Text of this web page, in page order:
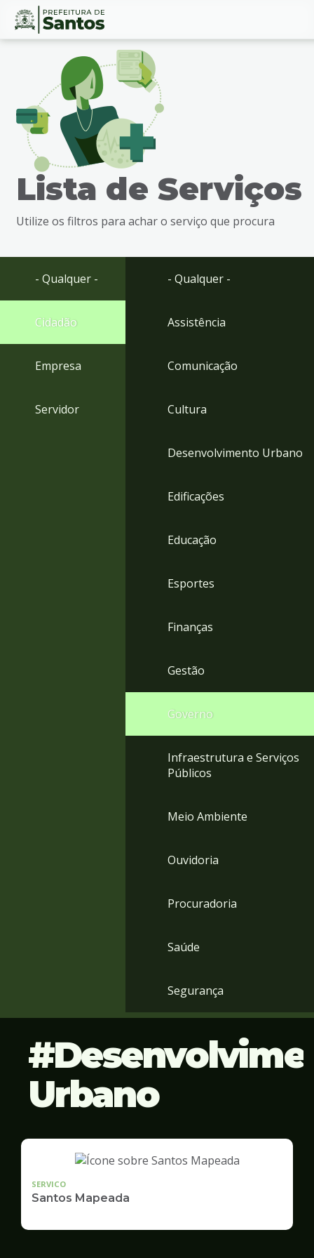
Ir
busca
Ir
rodapé
Conteúdo
Lista de Serviços
Utilize os filtros para achar o serviço que procura
- Qualquer -
Cidadão
Empresa
Servidor
- Qualquer -
Assistência
Comunicação
Cultura
Desenvolvimento Urbano
Edificações
Educação
Esportes
Finanças
Gestão
Governo
Infraestrutura e Serviços
Públicos
Meio Ambiente
Ouvidoria
Procuradoria
Saúde
Segurança
Urbano
SERVICO
Santos Mapeada